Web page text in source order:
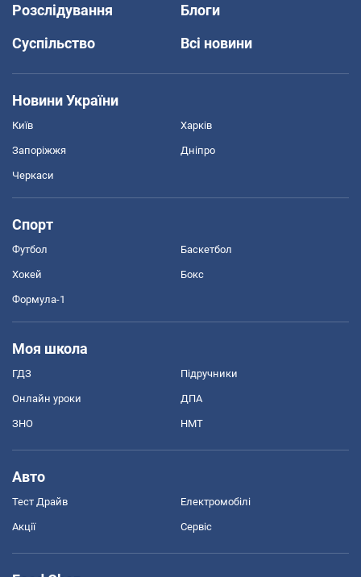
Розслідування
Блоги
Суспільство
Всі новини
Новини України
Київ Харків
Запоріжжя Дніпро
Черкаси
Спорт
Футбол Баскетбол
Хокей Бокс
Формула-1
Моя школа
ГДЗ Підручники
Онлайн уроки ДПА
ЗНО НМТ
Авто
Тест Драйв Електромобілі
Акції Сервіс